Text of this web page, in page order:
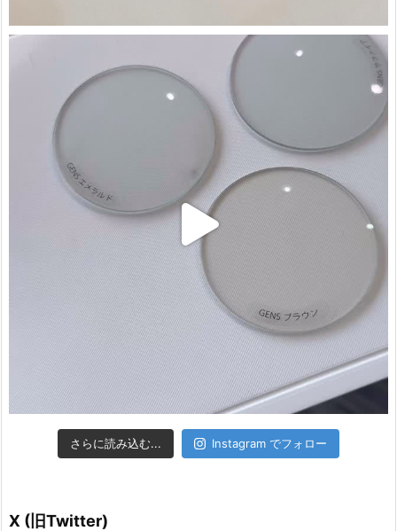
さらに読み込む... Instagram でフォロー
X (旧Twitter)